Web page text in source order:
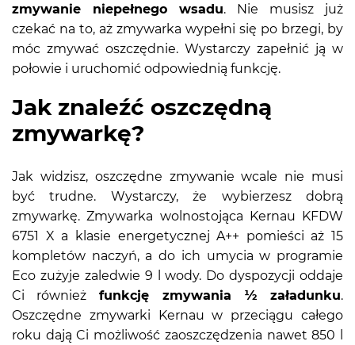
zmywanie niepełnego wsadu. Nie musisz już
czekać na to, aż zmywarka wypełni się po brzegi, by
móc zmywać oszczędnie. Wystarczy zapełnić ją w
połowie i uruchomić odpowiednią funkcję.
Jak znaleźć oszczędną
zmywarkę?
Jak widzisz, oszczędne zmywanie wcale nie musi
być trudne. Wystarczy, że wybierzesz dobrą
zmywarkę. Zmywarka wolnostojąca Kernau KFDW
6751 X a klasie energetycznej A++ pomieści aż 15
kompletów naczyń, a do ich umycia w programie
Eco zużyje zaledwie 9 l wody. Do dyspozycji oddaje
Ci również funkcję zmywania ½ załadunku.
Oszczędne zmywarki Kernau w przeciągu całego
roku dają Ci możliwość zaoszczędzenia nawet 850 l